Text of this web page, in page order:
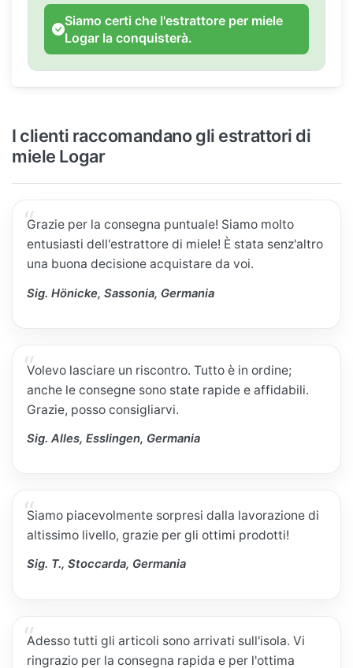
Siamo certi che l'estrattore per miele
Logar la conquisterà.
I clienti raccomandano gli estrattori di
miele Logar
Grazie per la consegna puntuale! Siamo molto
entusiasti dell'estrattore di miele! È stata senz'altro
una buona decisione acquistare da voi.
Sig. Hönicke, Sassonia, Germania
Volevo lasciare un riscontro. Tutto è in ordine;
anche le consegne sono state rapide e affidabili.
Grazie, posso consigliarvi.
Sig. Alles, Esslingen, Germania
Siamo piacevolmente sorpresi dalla lavorazione di
altissimo livello, grazie per gli ottimi prodotti!
Sig. T., Stoccarda, Germania
Adesso tutti gli articoli sono arrivati sull'isola. Vi
ringrazio per la consegna rapida e per l'ottima